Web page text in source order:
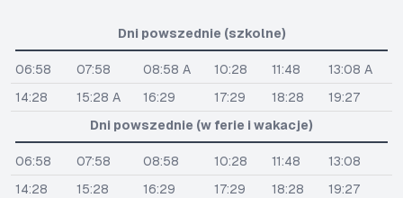
Dni powszednie (szkolne)
06:58 07:58 08:58 A 10:28 11:48
13:08 A
14:28
15:28 A 16:29 17:29 18:28
19:27
Dni powszednie (w ferie i wakacje)
06:58 07:58 08:58 10:28 11:48
13:08
14:28
15:28 16:29 17:29 18:28 19:27